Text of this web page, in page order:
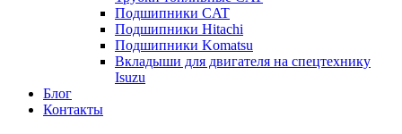
Подшипники CAT
Подшипники Hitachi
Подшипники Komatsu
Вкладыши для двигателя на спецтехнику
Isuzu
Блог
Контакты